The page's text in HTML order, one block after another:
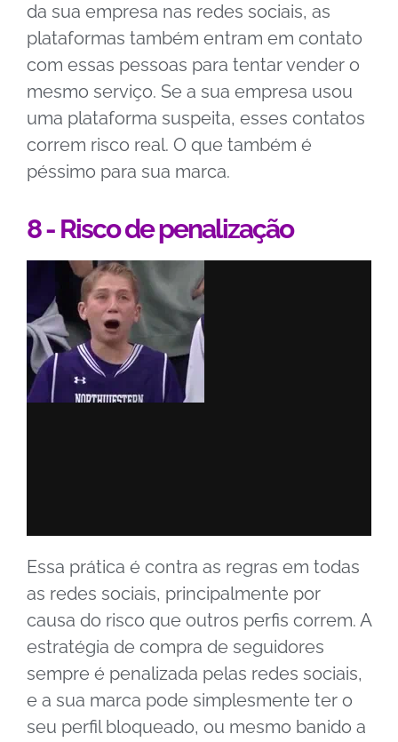
da sua empresa nas redes sociais, as
plataformas também entram em contato
com essas pessoas para tentar vender o
mesmo serviço. Se a sua empresa usou
uma plataforma suspeita, esses contatos
correm risco real. O que também é
péssimo para sua marca.
8 - Risco de penalização
Essa prática é contra as regras em todas
as redes sociais, principalmente por
causa do risco que outros perfis correm. A
estratégia de compra de seguidores
sempre é penalizada pelas redes sociais,
e a sua marca pode simplesmente ter o
seu perfil bloqueado, ou mesmo banido a